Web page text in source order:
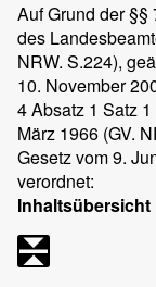
Auf Grund der §§
des
NRW. S.224),
10. November
4 Absatz 1 Satz
März 1966 (GV.
Gesetz vom 9.
verordnet:
Inhaltsübersicht